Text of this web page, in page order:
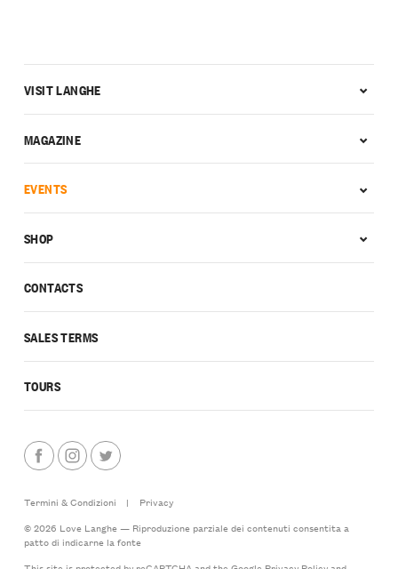
CONTACTS
SALES TERMS
TOURS
VISIT LANGHE
MAGAZINE
EVENTS
SHOP
Termini & Condizioni |
Privacy
© 2026 Love Langhe — Riproduzione parziale dei contenuti consentita a
patto di indicarne la fonte